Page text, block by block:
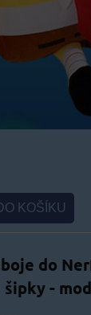
KOŠÍKU
do
šipky -